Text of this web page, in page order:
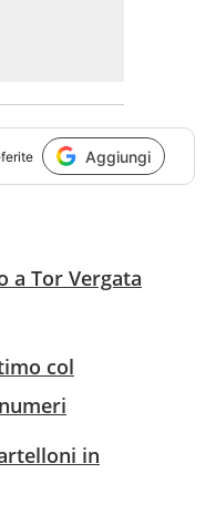
Aggiungi
a Tor Vergata
col
in